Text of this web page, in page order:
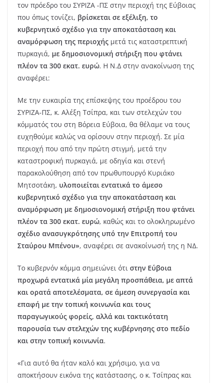
τον πρόεδρο του ΣΥΡΙΖΑ -ΠΣ στην περιοχή της Εύβοιας
που όπως τονίζει, βρίσκεται σε εξέλιξη, το
κυβερνητικό σχέδιο για την αποκατάσταση και
αναμόρφωση της περιοχής μετά τις καταστρεπτική
πυρκαγιά, με δημοσιονομική στήριξη που φτάνει
πλέον τα 300 εκατ. ευρώ. Η Ν.Δ στην ανακοίνωση της
αναφέρει:
Με την ευκαιρία της επίσκεψης του προέδρου του
ΣΥΡΙΖΑ-ΠΣ, κ. Αλέξη Τσίπρα, και των στελεχών του
κόμματός του στη Βόρεια Εύβοια, θα θέλαμε να τους
ευχηθούμε καλώς να ορίσουν στην περιοχή. Σε μία
περιοχή που από την πρώτη στιγμή, μετά την
καταστροφική πυρκαγιά, με οδηγία και στενή
παρακολούθηση από τον πρωθυπουργό Κυριάκο
Μητσοτάκη, υλοποιείται εντατικά το άμεσο
κυβερνητικό σχέδιο για την αποκατάσταση και
αναμόρφωση με δημοσιονομική στήριξη που φτάνει
πλέον τα 300 εκατ. ευρώ, καθώς και το ολοκληρωμένο
σχέδιο ανασυγκρότησης υπό την Επιτροπή του
Σταύρου Μπένου», αναφέρει σε ανακοίνωσή της η ΝΔ.
Το κυβερνόν κόμμα σημειώνει ότι στην Εύβοια
προχωρά εντατικά μία μεγάλη προσπάθεια, με απτά
και ορατά αποτελέσματα, σε άμεση συνεργασία και
επαφή με την τοπική κοινωνία και τους
παραγωγικούς φορείς, αλλά και τακτικότατη
παρουσία των στελεχών της κυβέρνησης στο πεδίο
και στην τοπική κοινωνία.
«Για αυτό θα ήταν καλό και χρήσιμο, για να
αποκτήσουν εικόνα της κατάστασης, ο κ. Τσίπρας και